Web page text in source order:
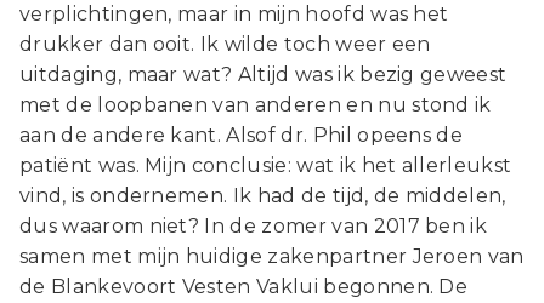
verplichtingen, maar in mijn hoofd was het
drukker dan ooit. Ik wilde toch weer een
uitdaging, maar wat? Altijd was ik bezig geweest
met de loopbanen van anderen en nu stond ik
aan de andere kant. Alsof dr. Phil opeens de
patiënt was. Mijn conclusie: wat ik het allerleukst
vind, is ondernemen. Ik had de tijd, de middelen,
dus waarom niet? In de zomer van 2017 ben ik
samen met mijn huidige zakenpartner Jeroen van
de Blankevoort Vesten Vaklui begonnen. De